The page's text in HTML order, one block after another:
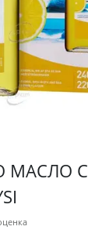
МАСЛО